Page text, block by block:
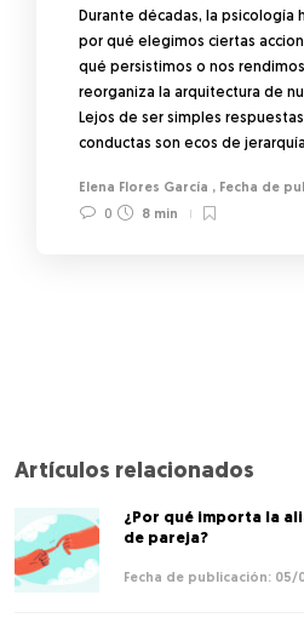
Durante décadas, la psicología
por qué elegimos ciertas
qué persistimos o nos
reorganiza la arquitectura de
Lejos de ser simples
conductas son ecos de
Elena Flores García ,
0
8 min
Artículos relacionados
¿Por qué importa la
de pareja?
05/